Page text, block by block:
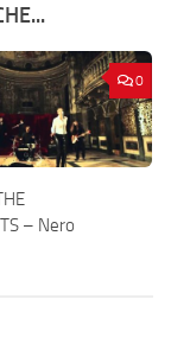
0
– Nero